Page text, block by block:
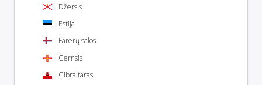
Džersis
Estija
Farerų salos
Gernsis
Gibraltaras